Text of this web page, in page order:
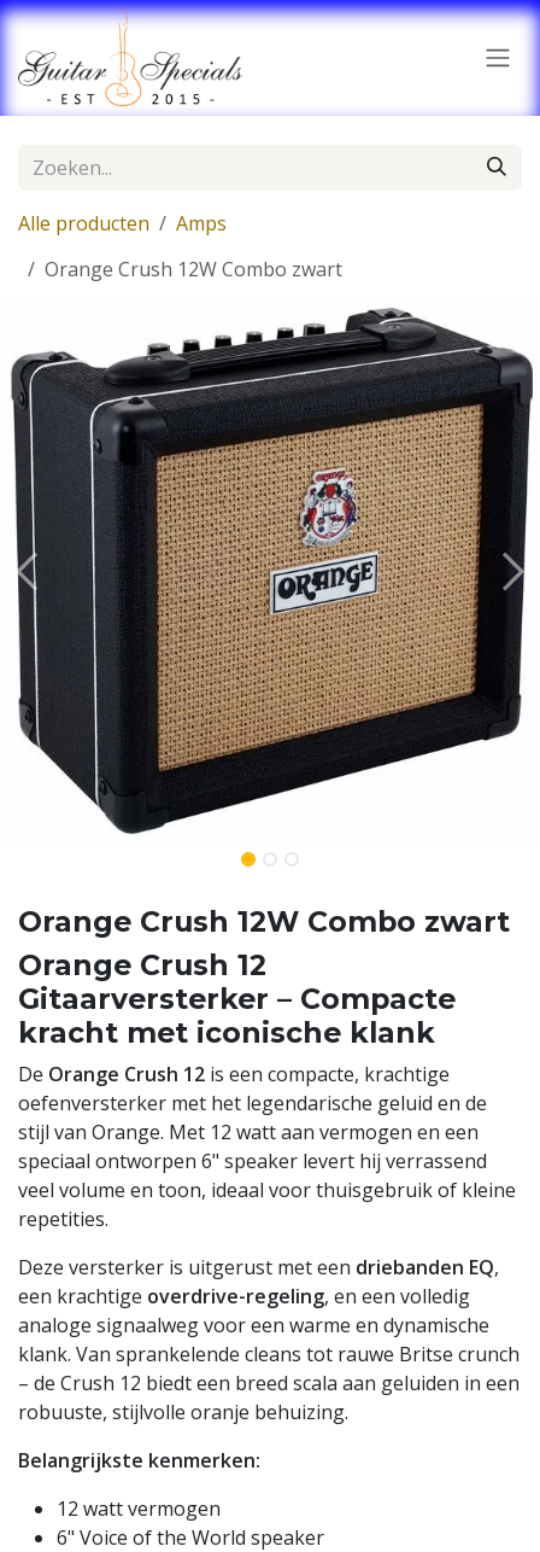
Overslaan naar inhoud
Alle producten
Amps
Orange Crush 12W Combo zwart
Orange Crush 12W Combo zwart
Orange Crush 12
Gitaarversterker – Compacte
kracht met iconische klank
De Orange Crush 12 is een compacte, krachtige
oefenversterker met het legendarische geluid en de
stijl van Orange. Met 12 watt aan vermogen en een
speciaal ontworpen 6" speaker levert hij verrassend
veel volume en toon, ideaal voor thuisgebruik of kleine
repetities.
Deze versterker is uitgerust met een driebanden EQ,
een krachtige overdrive-regeling, en een volledig
analoge signaalweg voor een warme en dynamische
klank. Van sprankelende cleans tot rauwe Britse crunch
– de Crush 12 biedt een breed scala aan geluiden in een
robuuste, stijlvolle oranje behuizing.
Belangrijkste kenmerken:
12 watt vermogen
6" Voice of the World speaker